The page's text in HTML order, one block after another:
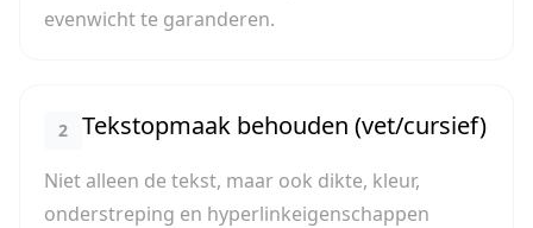
evenwicht te garanderen.
2 Tekstopmaak behouden (vet/cursief)
Niet alleen de tekst, maar ook dikte, kleur,
onderstreping en hyperlinkeigenschappen